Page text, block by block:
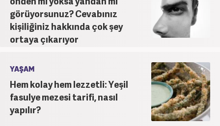
görüyorsunuz? Cevabınız
kişiliğiniz hakkında çok şey
ortaya çıkarıyor
YAŞAM
Hem kolay hem lezzetli: Yeşil
fasulye mezesi tarifi, nasıl
yapılır?